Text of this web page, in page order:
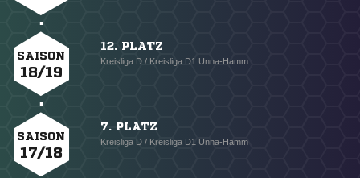
SAISON
18/19
12. PLATZ
Kreisliga D / Kreisliga D1 Unna-Hamm
SAISON
17/18
7. PLATZ
Kreisliga D / Kreisliga D1 Unna-Hamm